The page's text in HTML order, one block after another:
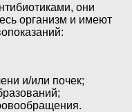
они
организм и имеют
и/или почек;